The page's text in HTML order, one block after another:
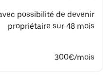
possibilité de devenir
propriétaire sur 48 mois
300€/mois